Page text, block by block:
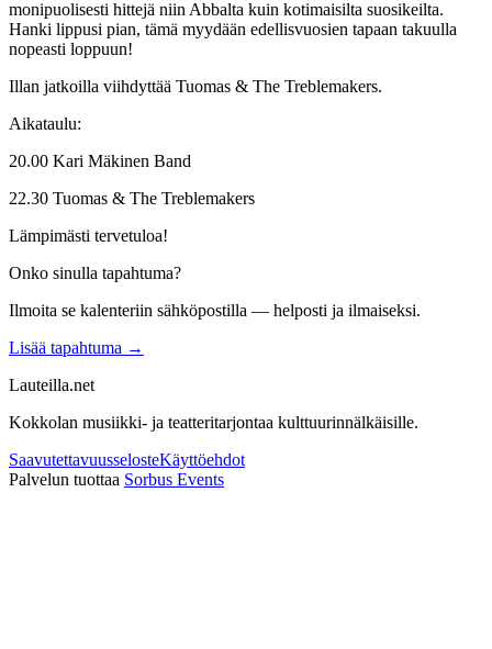
monipuolisesti hittejä niin Abbalta kuin kotimaisilta suosikeilta.
Hanki lippusi pian, tämä myydään edellisvuosien tapaan takuulla
nopeasti loppuun!
Illan jatkoilla viihdyttää Tuomas & The Treblemakers.
Aikataulu:
20.00 Kari Mäkinen Band
22.30 Tuomas & The Treblemakers
Lämpimästi tervetuloa!
Onko sinulla tapahtuma?
Ilmoita se kalenteriin sähköpostilla — helposti ja ilmaiseksi.
Lisää tapahtuma →
Lauteilla.net
Kokkolan musiikki- ja teatteritarjontaa kulttuurinnälkäisille.
SaavutettavuusselosteKäyttöehdot
Palvelun tuottaa Sorbus Events